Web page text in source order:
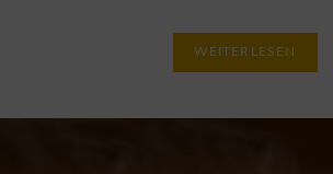
WEITERLESEN